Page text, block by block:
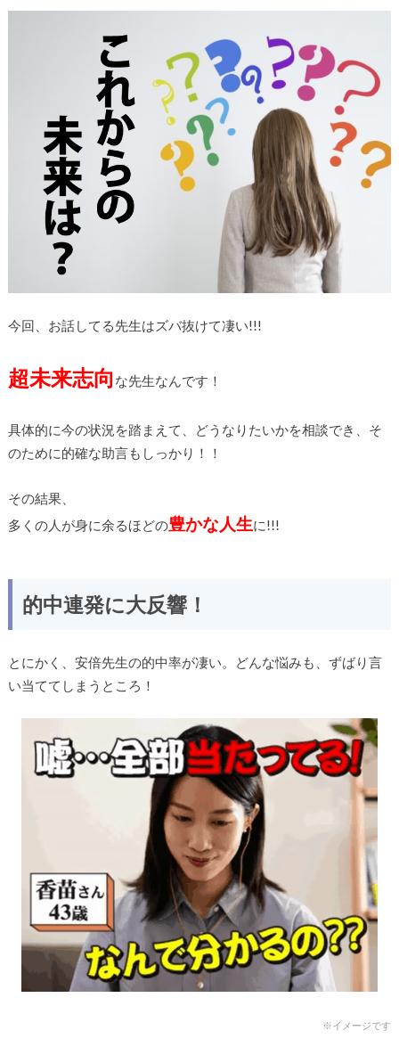
今回、お話してる先生はズバ抜けて凄い!!!
超未来志向な先生なんです！
具体的に今の状況を踏まえて、どうなりたいかを相談でき、そ
のために的確な助言もしっかり！！
その結果、
多くの人が身に余るほどの豊かな人生に!!!
的中連発に大反響！
とにかく、安倍先生の的中率が凄い。どんな悩みも、ずばり言
い当ててしまうところ！
※イメージです